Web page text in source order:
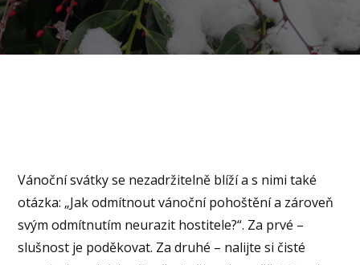
Vánoční svátky se nezadržitelně blíží a s nimi také
otázka: „Jak odmítnout vánoční pohoštění a zároveň
svým odmítnutím neurazit hostitele?“. Za prvé –
slušnost je poděkovat. Za druhé – nalijte si čisté